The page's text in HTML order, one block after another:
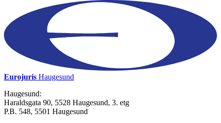
Eurojuris Haugesund
Haugesund:
Haraldsgata 90, 5528 Haugesund, 3. etg
P.B. 548, 5501 Haugesund